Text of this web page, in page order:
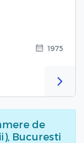
1975
de
Bucuresti